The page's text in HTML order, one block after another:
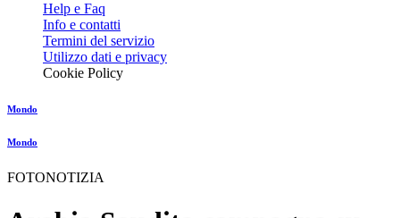
Help e Faq
Info e contatti
Termini del servizio
Utilizzo dati e privacy
Cookie Policy
Mondo
Mondo
FOTONOTIZIA